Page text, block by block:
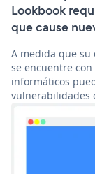
Lookbook
que cause
A medida que su
se encuentre
informáticos
vulnerabilidades